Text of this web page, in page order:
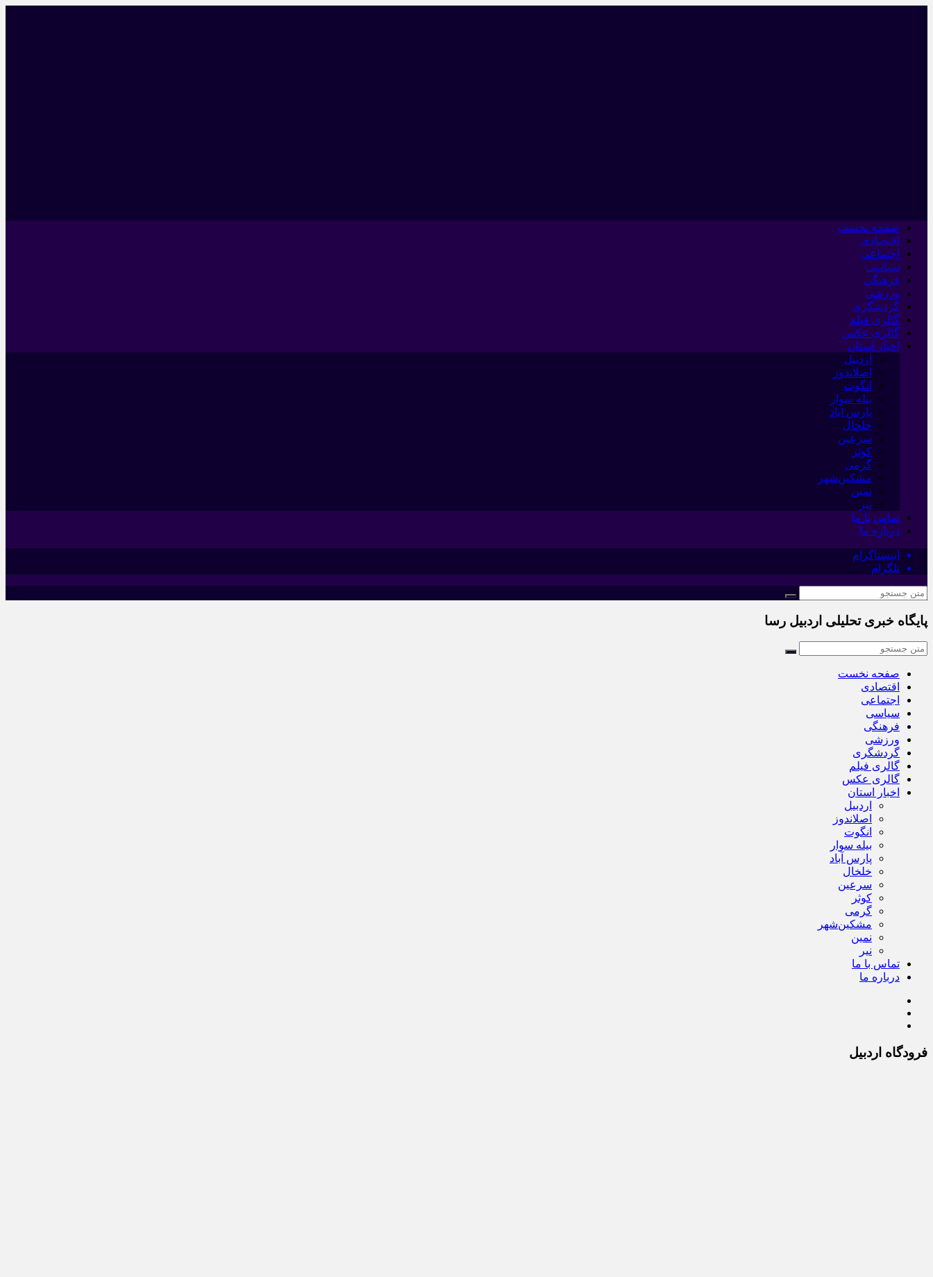
صفحه نخست
اقتصادی
اجتماعی
سیاسی
فرهنگی
ورزشی
گردشگری
گالری فیلم
گالری عکس
اخبار استان
اردبیل
اصلاندوز
انگوت
بیله سوار
پارس آباد
خلخال
سرعین
کوثر
گرمی
مشکین‌شهر
نمین
نیر
تماس با ما
درباره ما
اینستاگرام
تلگرام
پایگاه خبری تحلیلی اردبیل رسا
صفحه نخست
اقتصادی
اجتماعی
سیاسی
فرهنگی
ورزشی
گردشگری
گالری فیلم
گالری عکس
اخبار استان
اردبیل
اصلاندوز
انگوت
بیله سوار
پارس آباد
خلخال
سرعین
کوثر
گرمی
مشکین‌شهر
نمین
نیر
تماس با ما
درباره ما
فرودگاه اردبیل